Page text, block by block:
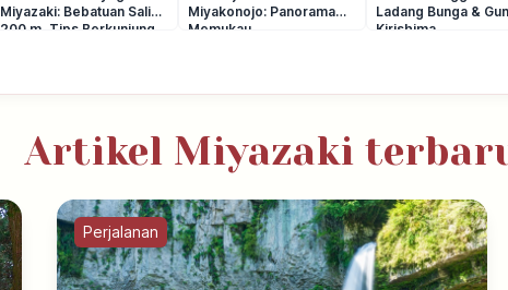
Miyazaki: Bebatuan Salib
200 m, Tips Berkunjung
Miyakonojo: Panorama
Memukau
Ladang Bunga &
Kirishima
Artikel Miyazaki
Perjalanan